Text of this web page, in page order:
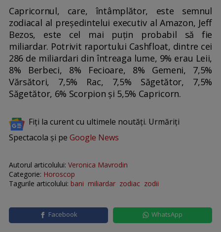
Capricornul, care, întâmplător, este semnul
zodiacal al președintelui executiv al Amazon, Jeff
Bezos, este cel mai puțin probabil să fie
miliardar. Potrivit raportului Cashfloat, dintre cei
286 de miliardari din întreaga lume, 9% erau Leii,
8% Berbeci, 8% Fecioare, 8% Gemeni, 7,5%
Vărsători, 7,5% Rac, 7,5% Săgetător, 7,5%
Săgetător, 6% Scorpion și 5,5% Capricorn.
Fiți la curent cu ultimele noutăți. Urmăriți
Spectacola și pe Google News
Autorul articolului: Veronica Mavrodin
Categorie: Horoscop
Tagurile articolului: bani miliardar zodiac zodii
Facebook WhatsApp